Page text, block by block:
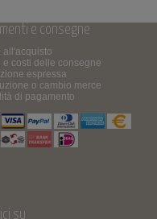
e consegne
all'acquisto
e costi delle consegne
espressa
o cambio merce
di pagamento
su